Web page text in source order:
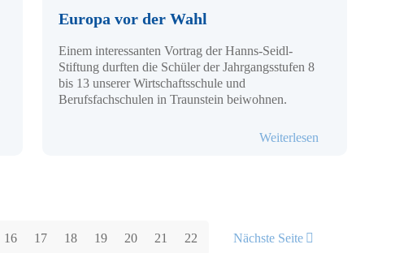
Europa vor der Wahl
Einem interessanten Vortrag der Hanns-Seidl-
Stiftung durften die Schüler der Jahrgangsstufen 8
bis 13 unserer Wirtschaftsschule und
Berufsfachschulen in Traunstein beiwohnen.
Weiterlesen- Europa vor der
16 17 18 19 20 21 22 Nächste Seite